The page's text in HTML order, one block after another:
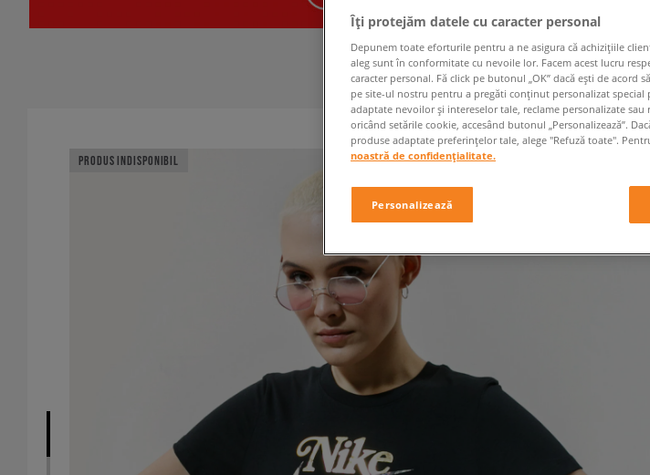
PRODUS INDISPONIBIL
Îți protejăm datele cu caracter personal
Depunem toate eforturile pentru a ne asigura că achizițiile
aleg sunt în conformitate cu nevoile lor. Facem acest lucru
caracter personal. Fă click pe butonul „OK” dacă ești de
pe site-ul nostru pentru a pregăti conținut personalizat
adaptate nevoilor și intereselor tale, reclame personalizate
oricând setările cookie, accesând butonul „Personalizează”.
produse adaptate preferințelor tale, alege "Refuză toate".
noastră de confidențialitate.
Personalizează